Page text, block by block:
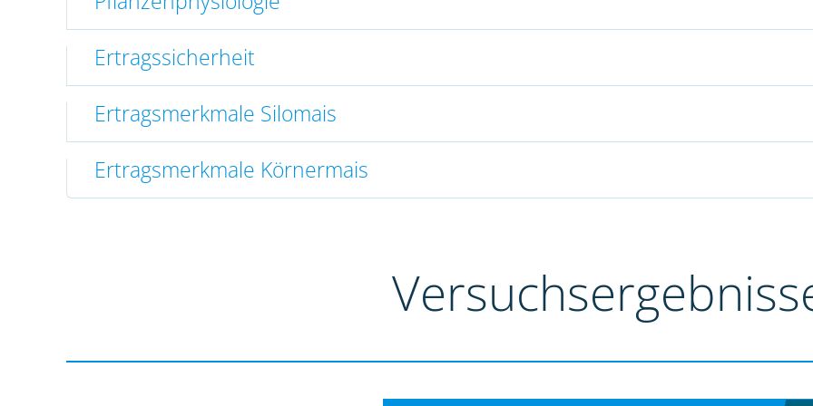
Ertragssicherheit
Ertragsmerkmale Silomais
Ertragsmerkmale Körnermais